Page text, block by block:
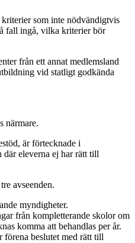
som inte nödvändigtvis
fall ingå, vilka kriterier bör
från ett annat medlemsland
vid statligt godkända
närmare.
är förtecknade i
där eleverna ej har rätt till
avseenden.
myndigheter.
från kompletterande skolor om
komma att behandlas per år.
förena beslutet med rätt till